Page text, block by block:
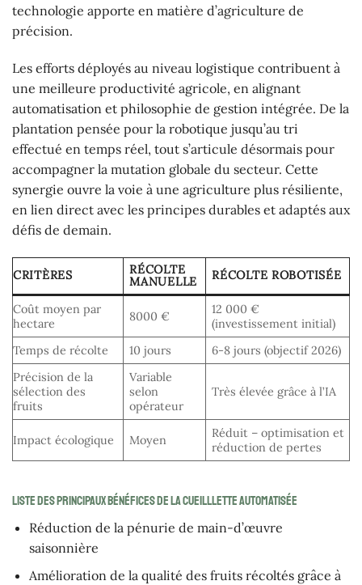
technologie apporte en matière d’agriculture de
précision.
Les efforts déployés au niveau logistique contribuent à
une meilleure productivité agricole, en alignant
automatisation et philosophie de gestion intégrée. De la
plantation pensée pour la robotique jusqu’au tri
effectué en temps réel, tout s’articule désormais pour
accompagner la mutation globale du secteur. Cette
synergie ouvre la voie à une agriculture plus résiliente,
en lien direct avec les principes durables et adaptés aux
défis de demain.
CRITÈRES
RÉCOLTE
MANUELLE
RÉCOLTE ROBOTISÉE
Coût moyen par
hectare
8000 €
12 000 €
(investissement initial)
Temps de récolte
10 jours
6-8 jours (objectif 2026)
Précision de la
sélection des
fruits
Variable
selon
opérateur
Très élevée grâce à l’IA
Impact écologique Moyen
Réduit – optimisation et
réduction de pertes
Liste des principaux bénéfices de la cueilllette automatisée
Réduction de la pénurie de main-d’œuvre
saisonnière
Amélioration de la qualité des fruits récoltés grâce à